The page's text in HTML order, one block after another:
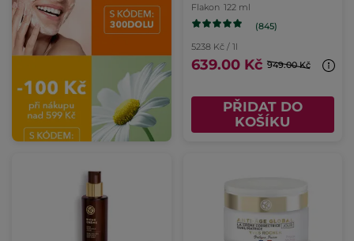
Flakon 122 ml
(845)
5238 Kč / 1l
639.00 Kč 949.00 Kč
PŘIDAT DO
KOŠÍKU